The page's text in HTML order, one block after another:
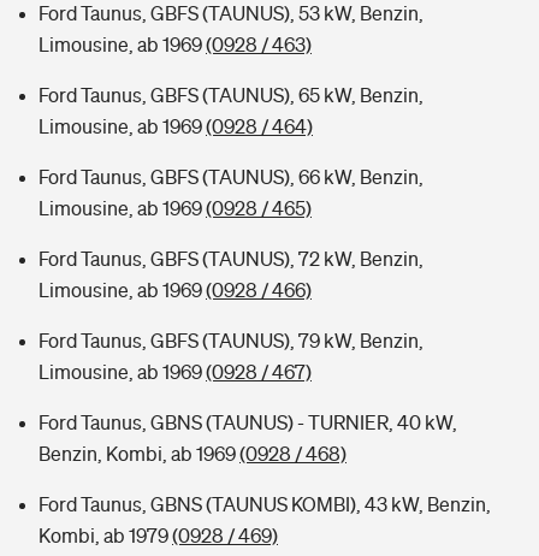
Ford Taunus, GBFS (TAUNUS), 53 kW, Benzin,
Limousine, ab 1969(0928 / 463)
Ford Taunus, GBFS (TAUNUS), 65 kW, Benzin,
Limousine, ab 1969(0928 / 464)
Ford Taunus, GBFS (TAUNUS), 66 kW, Benzin,
Limousine, ab 1969(0928 / 465)
Ford Taunus, GBFS (TAUNUS), 72 kW, Benzin,
Limousine, ab 1969(0928 / 466)
Ford Taunus, GBFS (TAUNUS), 79 kW, Benzin,
Limousine, ab 1969(0928 / 467)
Ford Taunus, GBNS (TAUNUS) - TURNIER, 40 kW,
Benzin, Kombi, ab 1969(0928 / 468)
Ford Taunus, GBNS (TAUNUS KOMBI), 43 kW, Benzin,
Kombi, ab 1979(0928 / 469)